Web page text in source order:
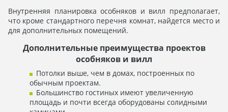
Внутренняя планировка особняков и вилл предполагает,
что кроме стандартного перечня комнат, найдется место и
для дополнительных помещений.
Дополнительные преимущества проектов
особняков и вилл
Потолки выше, чем в домах, построенных по
обычным проектам.
Большинство гостиных имеют увеличенную
площадь и почти всегда оборудованы солидными